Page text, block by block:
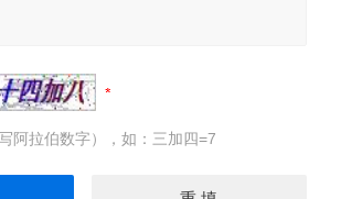
阿拉伯数字），如：三加四=7